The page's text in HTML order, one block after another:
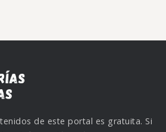
de este portal es gratuita. Si